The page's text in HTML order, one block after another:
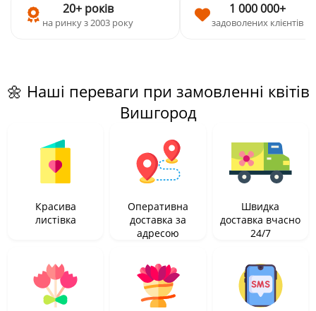
20+ років
на ринку з 2003 року
1 000 000+
задоволених клієнтів
🌼 Наші переваги при замовленні квітів
Вишгород
Красива
листівка
Оперативна
доставка за
адресою
Швидка
доставка вчасно
24/7